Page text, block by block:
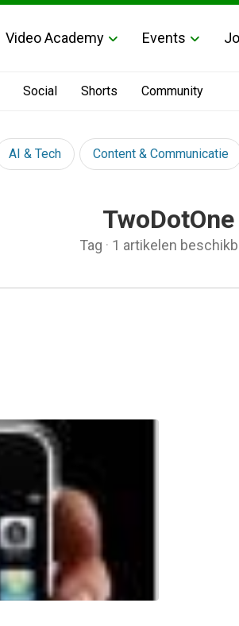
Video Academy Events
Social Shorts Community
AI & Tech Content & Communicatie
TwoDotOne
Tag · 1 artikelen